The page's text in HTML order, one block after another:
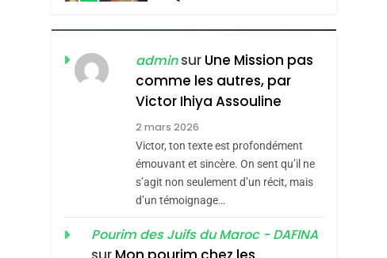
FIÈRE, DIGNE ET
RÉSILIENTE :
POURQUOI JE
REVENDIQUE MA
JUDAÏTE Par Thérèse
Zrihen-Dvir
ISRAÉL JUDAISME
CE QUI NOUS
MANQUE – Jacques
Hadida
JUDAISME
Maroc : Les Amandes
De Tafraout, Le Miel
De Tadla Azilal
DAFINA MAROC
adminsur Une Mission pas
comme les autres, par
Victor Ihiya Assouline
2 mars 2026
Victor, ton texte est profondément
émouvant et sincère. On sent qu’il ne
s’agit non seulement d’un récit, mais
d’un témoignage…
Pourim des Juifs du Maroc - DAFINA